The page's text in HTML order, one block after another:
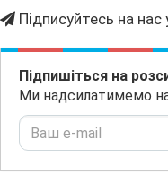
Підписуйтесь на нас
Підпишіться на
Ми надсилатимемо